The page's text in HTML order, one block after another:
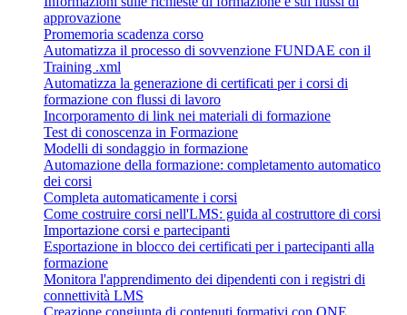
approvazione
Promemoria scadenza corso
Automatizza il processo di sovvenzione FUNDAE con il
Training .xml
Automatizza la generazione di certificati per i corsi di
formazione con flussi di lavoro
Incorporamento di link nei materiali di formazione
Test di conoscenza in Formazione
Modelli di sondaggio in formazione
Automazione della formazione: completamento automatico
dei corsi
Completa automaticamente i corsi
Come costruire corsi nell'LMS: guida al costruttore di corsi
Importazione corsi e partecipanti
Esportazione in blocco dei certificati per i partecipanti alla
formazione
Monitora l'apprendimento dei dipendenti con i registri di
connettività LMS
Creazione congiunta di contenuti formativi con ONE